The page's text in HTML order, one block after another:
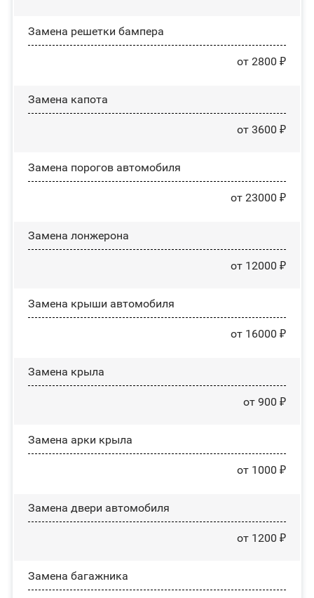
Замена решетки бампера
от 2800 ₽
Замена капота
от 3600 ₽
Замена порогов автомобиля
от 23000 ₽
Замена лонжерона
от 12000 ₽
Замена крыши автомобиля
от 16000 ₽
Замена крыла
от 900 ₽
Замена арки крыла
от 1000 ₽
Замена двери автомобиля
от 1200 ₽
Замена багажника